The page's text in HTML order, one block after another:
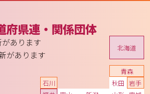
府県連・関係団体
あります
があります
北海道
青森
岩手
秋田
石川